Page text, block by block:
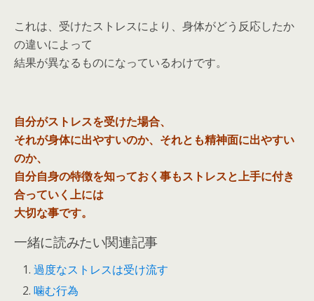
これは、受けたストレスにより、身体がどう反応したか
の違いによって
結果が異なるものになっているわけです。
自分がストレスを受けた場合、
それが身体に出やすいのか、それとも精神面に出やすい
のか、
自分自身の特徴を知っておく事もストレスと上手に付き
合っていく上には
大切な事です。
一緒に読みたい関連記事
過度なストレスは受け流す
噛む行為